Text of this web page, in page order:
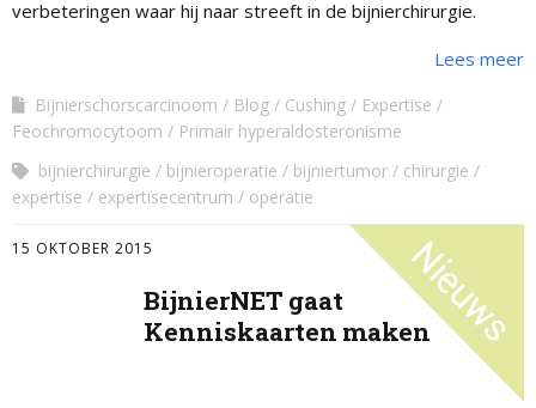
verbeteringen waar hij naar streeft in de bijnierchirurgie.
Lees meer
Bijnierschorscarcinoom Blog Cushing
Expertise
Feochromocytoom
Primair hyperaldosteronisme
bijnierchirurgie
bijnieroperatie bijniertumor
chirurgie
expertise
expertisecentrum operatie
15 OKTOBER 2015
BijnierNET gaat
Kenniskaarten maken